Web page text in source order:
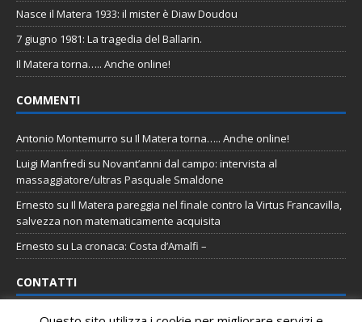
Nasce il Matera 1933: il mister è Diaw Doudou
7 giugno 1981: La tragedia del Ballarin.
Il Matera torna….. Anche online!
COMMENTI
Antonio Montemurro su Il Matera torna….. Anche online!
Luigi Manfredi su Novant’anni dal campo: intervista al
massaggiatore/ultras Pasquale Smaldone
Ernesto su Il Matera pareggia nel finale contro la Virtus Francavilla,
salvezza non matematicamente acquisita
Ernesto su La cronaca: Costa d’Amalfi –
CONTATTI